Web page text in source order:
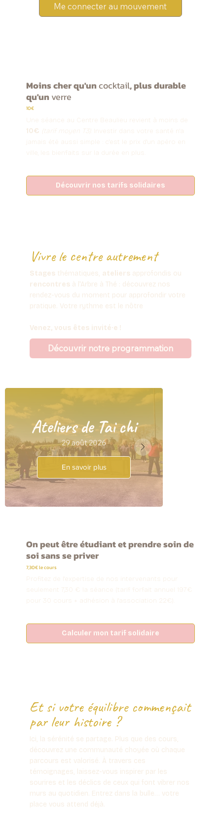
Me connecter au mouvement
Moins cher qu'uncocktail, plus durable
qu'un verre
10€
Une séance au Centre Beaulieu revient à moins de
10€
(tarif moyen T3). Investir dans votre santé n'a
jamais été aussi simple : c'est le prix d'un apéro en
ville, les bienfaits sur la durée en plus.
Découvrir nos tarifs solidaires
Ateliers de Tai chi
29 août 2026
En savoir plus
Vivre le centre autrement
Stages thématiques, ateliers approfondis ou
rencontres à l'Arbre à Thé : découvrez nos
rendez-vous du moment pour approfondir votre
pratique. Votre rythme est le nôtre
Venez, vous êtes invité·e !
Découvrir notre programmation
Et si votre équilibre commençait
par leur histoire ?
Ici, la sérénité se partage. Plus que des cours,
découvrez une communauté choyée où chaque
parcours est valorisé. À travers ces
témoignages, laissez-vous inspirer par les
sourires et les déclics de ceux qui font vibrer nos
murs au quotidien. Entrez dans la bulle… votre
place vous attend déjà.
On peut être étudiant et prendre soin de
soi sans se priver
7,30€ le cours
Profitez de l'expertise de nos intervenants pour
seulement 7,30 € la séance (tarif forfait annuel 197€
pour 30 cours + adhésion à l'association 22€).
Calculer mon tarif solidaire